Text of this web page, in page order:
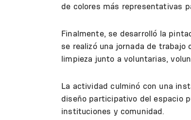
de colores más representativas
Finalmente, se desarrolló la
se realizó una jornada de
limpieza junto a voluntarias,
La actividad culminó con una
diseño participativo del espacio
instituciones y comunidad.